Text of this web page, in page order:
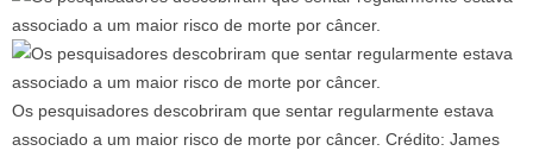
Os pesquisadores descobriram que sentar regularmente estava
associado a um maior risco de morte por câncer. Crédito: James